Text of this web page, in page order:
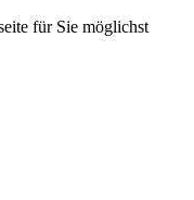
für Sie möglichst